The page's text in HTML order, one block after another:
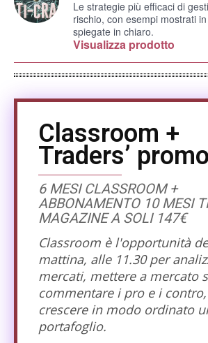
Le strategie più efficaci di
rischio, con esempi mostrati
spiegate in chiaro.
Visualizza prodotto
Classroom +
Traders’
6 MESI CLASSROOM +
ABBONAMENTO 10 MESI
MAGAZINE A SOLI 147€
Classroom è l'opportunità
mattina, alle 11.30 per
mercati, mettere a mercato
commentare i pro e i
crescere in modo ordinato
portafoglio.